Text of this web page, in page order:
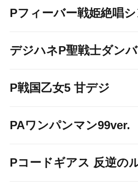
Pフィーバー戦姫絶唱
デジハネP聖戦士ダン
P戦国乙女5 甘デジ
PAワンパンマン99ver.
Pコードギアス 反逆の